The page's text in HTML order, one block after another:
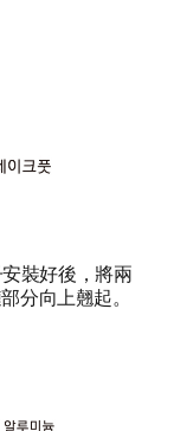
裝好後，將兩
分向上翹起。